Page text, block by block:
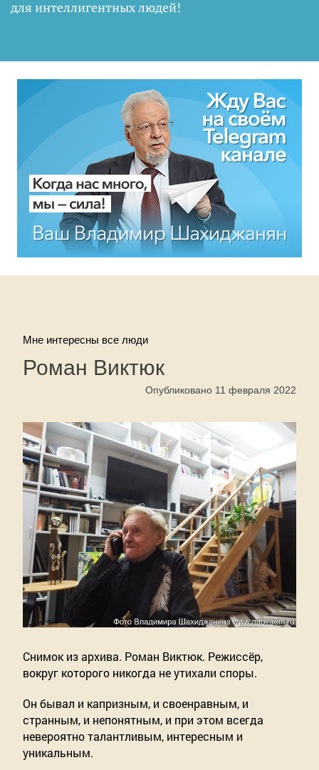
для интеллигентных людей!
Мне интересны все люди
Роман Виктюк
Опубликовано 11 февраля 2022
Снимок из архива. Роман Виктюк. Режиссёр,
вокруг которого никогда не утихали споры.
Он бывал и капризным, и своенравным, и
странным, и непонятным, и при этом всегда
невероятно талантливым, интересным и
уникальным.